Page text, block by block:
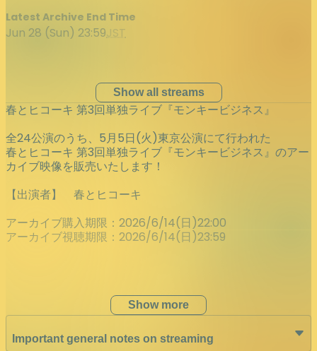
Latest Archive End Time
Jun 28 (Sun) 23:59JST
Show all streams
春とヒコーキ 第3回単独ライブ『モンキービジネス』
全24公演のうち、5月5日(火)東京公演にて行われた
春とヒコーキ 第3回単独ライブ『モンキービジネス』のアー
カイブ映像を販売いたします！
【出演者】 春とヒコーキ
アーカイブ購入期限：2026/6/14(日)22:00
アーカイブ視聴期限：2026/6/14(日)23:59
Show more
Important general notes on streaming